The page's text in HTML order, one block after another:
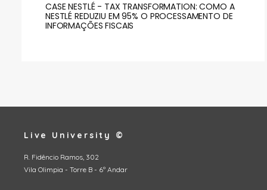
CASE NESTLÉ - TAX TRANSFORMATION: COMO A
NESTLÉ REDUZIU EM 95% O PROCESSAMENTO DE
INFORMAÇÕES FISCAIS
Live University ©
R. Fidêncio Ramos, 302
Vila Olimpia - Torre B - 6º Andar